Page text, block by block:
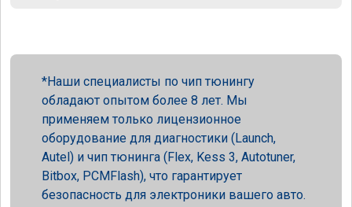
Наши специалисты по чип тюнингу
обладают опытом более 8 лет. Мы
применяем только лицензионное
оборудование для диагностики (Launch,
Autel) и чип тюнинга (Flex, Kess 3, Autotuner,
Bitbox, PCMFlash), что гарантирует
безопасность для электроники вашего авто.